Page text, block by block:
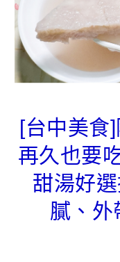
[台中美食
再久也要
甜湯好
膩、外